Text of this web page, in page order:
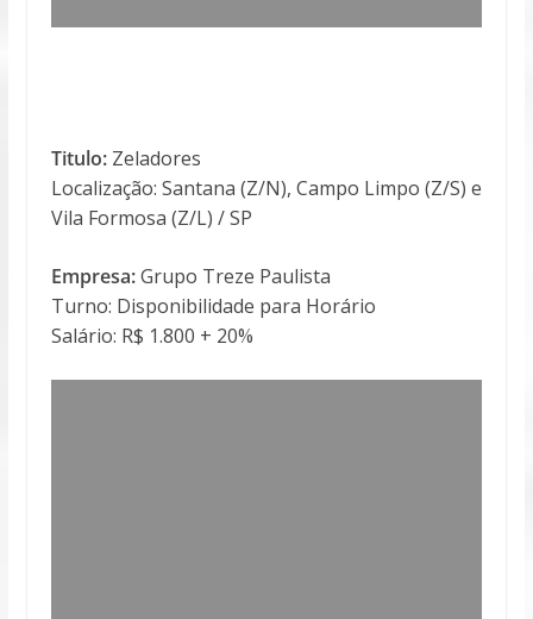
Titulo:Zeladores
Localização: Santana (Z/N), Campo Limpo (Z/S) e
Vila Formosa (Z/L) / SP
Empresa:Grupo Treze Paulista
Turno: Disponibilidade para Horário
Salário: R$ 1.800 + 20%